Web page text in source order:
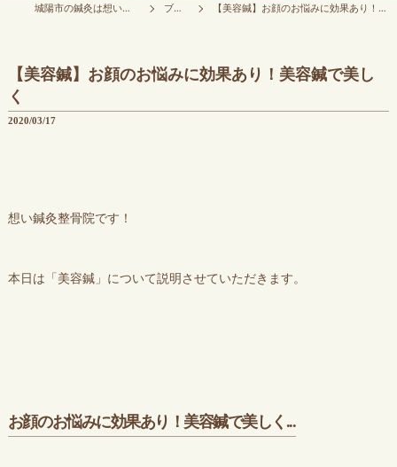
城陽市の鍼灸は想い鍼灸整骨院 ブログ 【美容鍼】お顔のお悩みに効果あり！美容鍼で美しく
【美容鍼】お顔のお悩みに効果あり！美容鍼で美し
く
2020/03/17
想い鍼灸整骨院です！
本日は「美容鍼」について説明させていただきます。
お顔のお悩みに効果あり！美容鍼で美しく...